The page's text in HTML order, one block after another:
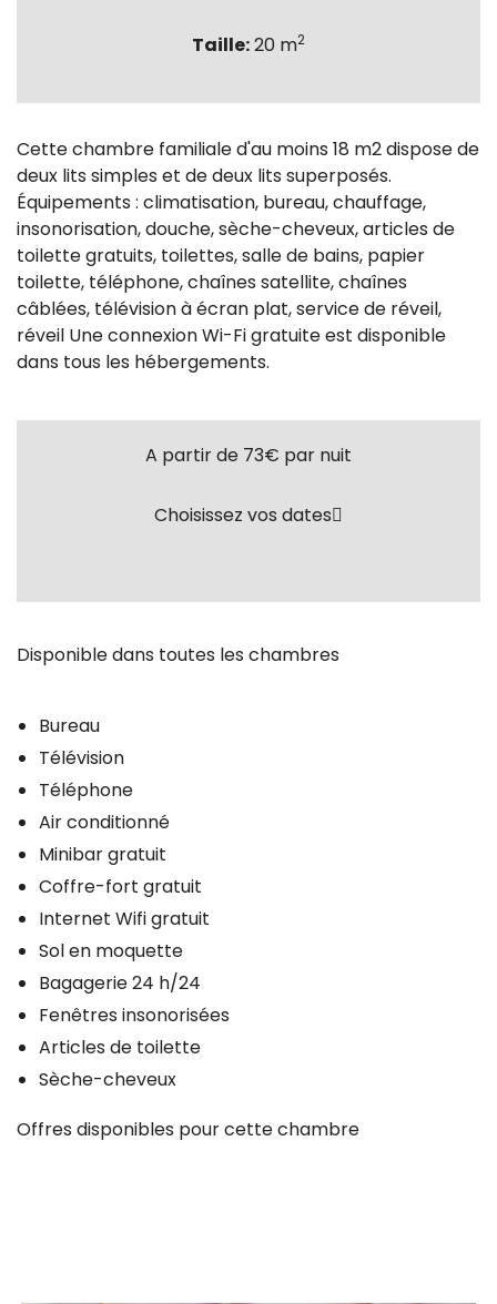
Taille:20 m2
Cette chambre familiale d'au moins 18 m2 dispose de
deux lits simples et de deux lits superposés.
Équipements : climatisation, bureau, chauffage,
insonorisation, douche, sèche-cheveux, articles de
toilette gratuits, toilettes, salle de bains, papier
toilette, téléphone, chaînes satellite, chaînes
câblées, télévision à écran plat, service de réveil,
réveil Une connexion Wi-Fi gratuite est disponible
dans tous les hébergements.
A partir de 73€ par nuit
Choisissez vos dates
Disponible dans toutes les chambres
Bureau
Télévision
Téléphone
Air conditionné
Minibar gratuit
Coffre-fort gratuit
Internet Wifi gratuit
Sol en moquette
Bagagerie 24 h/24
Fenêtres insonorisées
Articles de toilette
Sèche-cheveux
Offres disponibles pour cette chambre